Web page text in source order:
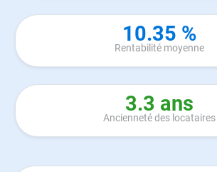
10.35 %
Rentabilité moyenne
3.3 ans
Ancienneté des locataires